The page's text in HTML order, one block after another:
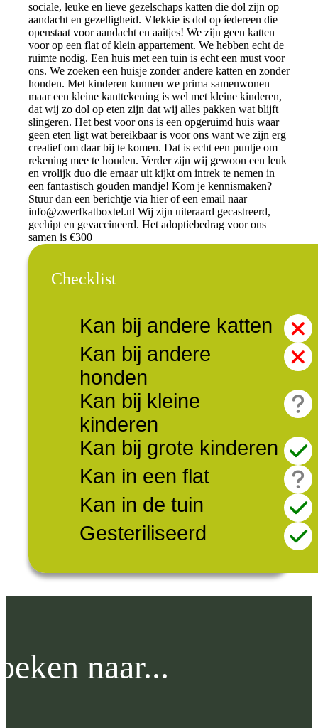
sociale, leuke en lieve gezelschaps katten die dol zijn op
aandacht en gezelligheid. Vlekkie is dol op íedereen die
openstaat voor aandacht en aaitjes! We zijn geen katten
voor op een flat of klein appartement. We hebben echt de
ruimte nodig. Een huis met een tuin is echt een must voor
ons. We zoeken een huisje zonder andere katten en zonder
honden. Met kinderen kunnen we prima samenwonen
maar een kleine kanttekening is wel met kleine kinderen,
dat wij zo dol op eten zijn dat wij alles pakken wat blijft
slingeren. Het best voor ons is een opgeruimd huis waar
geen eten ligt wat bereikbaar is voor ons want we zijn erg
creatief om daar bij te komen. Dat is echt een puntje om
rekening mee te houden. Verder zijn wij gewoon een leuk
en vrolijk duo die ernaar uit kijkt om intrek te nemen in
een fantastisch gouden mandje! Kom je kennismaken?
Stuur dan een berichtje via hier of een email naar
info@zwerfkatboxtel.nl Wij zijn uiteraard gecastreerd,
gechipt en gevaccineerd. Het adoptiebedrag voor ons
samen is €300
Checklist
Kan bij andere katten
Kan bij andere
honden
Kan bij kleine
kinderen
Kan bij grote kinderen
Kan in een flat
Kan in de tuin
Gesteriliseerd
naar...